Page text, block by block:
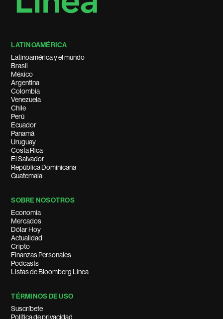
LATINOAMÉRICA
Latinoamérica y el mundo
Brasil
México
Argentina
Colombia
Venezuela
Chile
Perú
Ecuador
Panamá
Uruguay
Costa Rica
El Salvador
República Dominicana
Guatemala
SOBRE NOSOTROS
Economía
Mercados
Dólar Hoy
Actualidad
Cripto
Finanzas Personales
Podcasts
Listas de Bloomberg Línea
TÉRMINOS DE USO
Suscríbete
Política de privacidad